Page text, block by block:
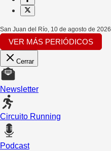
San Juan del Río, 10 de agosto de 2026
VER MÁS PERIÓDICOS
Cerrar
Newsletter
Circuito Running
Podcast